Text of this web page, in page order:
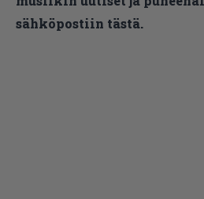
sähköpostiin tästä.